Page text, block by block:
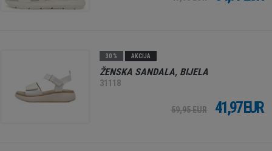
30 % AKCIJA
ŽENSKA SANDALA, BIJELA
31118
59,95 EUR 41,97 EUR